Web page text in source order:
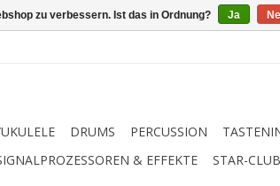
DRUMS PERCUSSION
& EFFEKTE STAR-
zu verbessern. Ist das in Ordnung? Ja